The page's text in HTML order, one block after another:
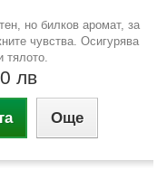
но билков аромат, за
чувства. Осигурява
тялото.
лв
Още